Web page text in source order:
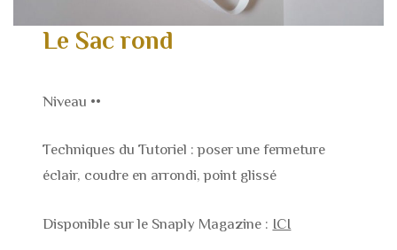
Le Sac rond
Niveau ••
Techniques du Tutoriel : poser une fermeture
éclair, coudre en arrondi, point glissé
Disponible sur le Snaply Magazine : ICI